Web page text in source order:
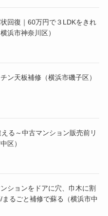
回復｜60万円で３LDKをきれ
浜市神奈川区）
ン天板補修（横浜市磯子区）
る～中古マンション販売前リ
区）
ションをドアに穴、巾木に割
るごと補修で蘇る（横浜市中